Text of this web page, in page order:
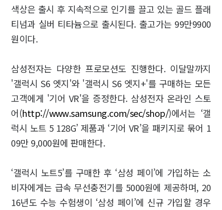
색상은 출시 후 지속적으로 인기를 끌고 있는 골드 플래
티넘과 실버 티타늄으로 출시된다. 출고가는 99만9900
원이다.
삼성전자는 다양한 프로모션도 진행한다. 이달말까지
'갤럭시 S6 엣지'와 '갤럭시 S6 엣지+'를 구매하는 모든
고객에게 '기어 VR'을 증정한다. 삼성전자 온라인 스토
어(http://www.samsung.com/sec/shop/)에서는 ‘갤
럭시 노트 5 128G’ 제품과 ‘기어 VR’을 패키지로 묶어 1
09만 9,000원에 판매한다.
‘갤럭시 노트5’를 구매한 후 ‘삼성 페이’에 가입하는 소
비자에게는 급속 무선충전기를 5000원에 제공하며, 20
16년도 수능 수험생이 ‘삼성 페이’에 신규 가입할 경우